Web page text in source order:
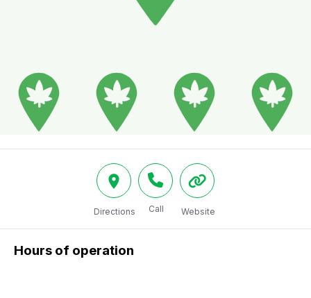
Directions Call Website
Hours of operation